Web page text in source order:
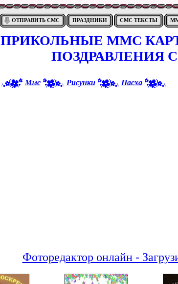
ОТПРАВИТЬ СМС ПРАЗДНИКИ СМС ТЕКСТЫ
ПРИКОЛЬНЫЕ ММС
ПОЗДРАВЛЕНИЯ
Ммс Рисунки Пасха
Фоторедактор онлайн -